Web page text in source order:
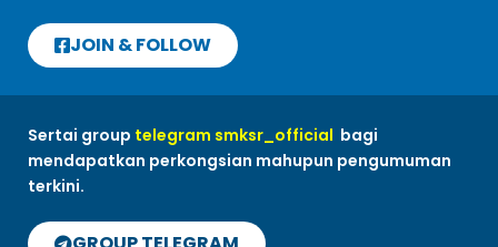
JOIN & FOLLOW
Sertai group telegram smksr_official bagi
mendapatkan perkongsian mahupun pengumuman
terkini.